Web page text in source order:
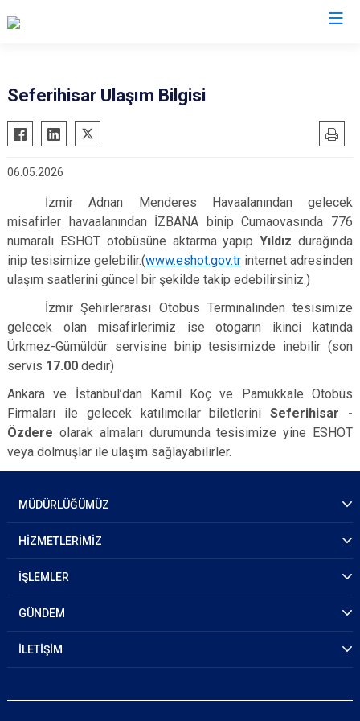
Seferihisar Ulaşım Bilgisi
06.05.2026
İzmir Adnan Menderes Havaalanından gelecek
misafirler havaalanından İZBANA binip Cumaovasında 776
numaralı ESHOT otobüsüne aktarma yapıpYıldız durağında
inip tesisimize gelebilir.(www.eshot.gov.tr internet adresinden
ulaşım saatlerini güncel bir şekilde takip edebilirsiniz.)
İzmir Şehirlerarası Otobüs Terminalinden tesisimize
gelecek olan misafirlerimiz ise otogarın ikinci katında
Ürkmez-Gümüldür servisine binip tesisimizde inebilir (son
servis 17.00 dedir)
Ankara ve İstanbul’dan Kamil Koç ve Pamukkale Otobüs
Firmaları ile gelecek katılımcılar biletleriniSeferihisar -
Özdere olarak almaları durumunda tesisimize yine ESHOT
veya dolmuşlar ile ulaşım sağlayabilirler.
MÜDÜRLÜĞÜMÜZ
HİZMETLERİMİZ
İŞLEMLER
GÜNDEM
İLETİŞİM